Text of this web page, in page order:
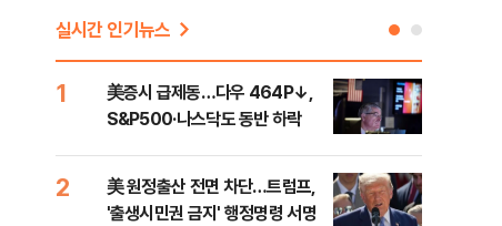
실시간 인기뉴스
1
美증시 급제동…다우 464P↓,
S&P500·나스닥도 동반 하락
2
美 원정출산 전면 차단…트럼프,
'출생시민권 금지' 행정명령 서명